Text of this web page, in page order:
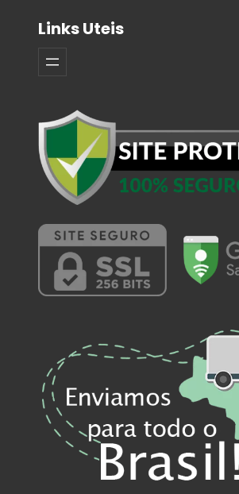
Links Uteis